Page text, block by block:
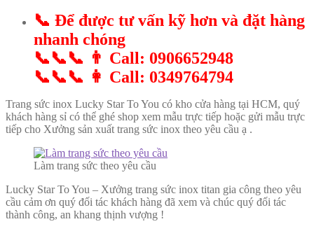
📞 Để được tư vấn kỹ hơn và đặt hàng
nhanh chóng
📞📞📞 👨 Call: 0906652948
📞📞📞 👩 Call: 0349764794
Trang sức inox Lucky Star To You có kho cửa hàng tại HCM, quý
khách hàng sỉ có thể ghé shop xem mẫu trực tiếp hoặc gửi mẫu trực
tiếp cho Xưởng sản xuất trang sức inox theo yêu cầu ạ .
Làm trang sức theo yêu cầu
Lucky Star To You – Xưởng trang sức inox titan gia công theo yêu
cầu cảm ơn quý đối tác khách hàng đã xem và chúc quý đối tác
thành công, an khang thịnh vượng !